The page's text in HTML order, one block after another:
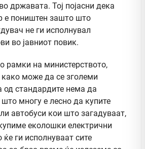
државата. Тој појасни дека
е поништен зашто што
не ги исполнувал
во јавниот повик.
рамки на министерството,
може да се зголеми
од стандардите нема да
многу е лесно да купите
автобуси кои што загадуваат,
еколошки електрични
ги исполнуваат сите